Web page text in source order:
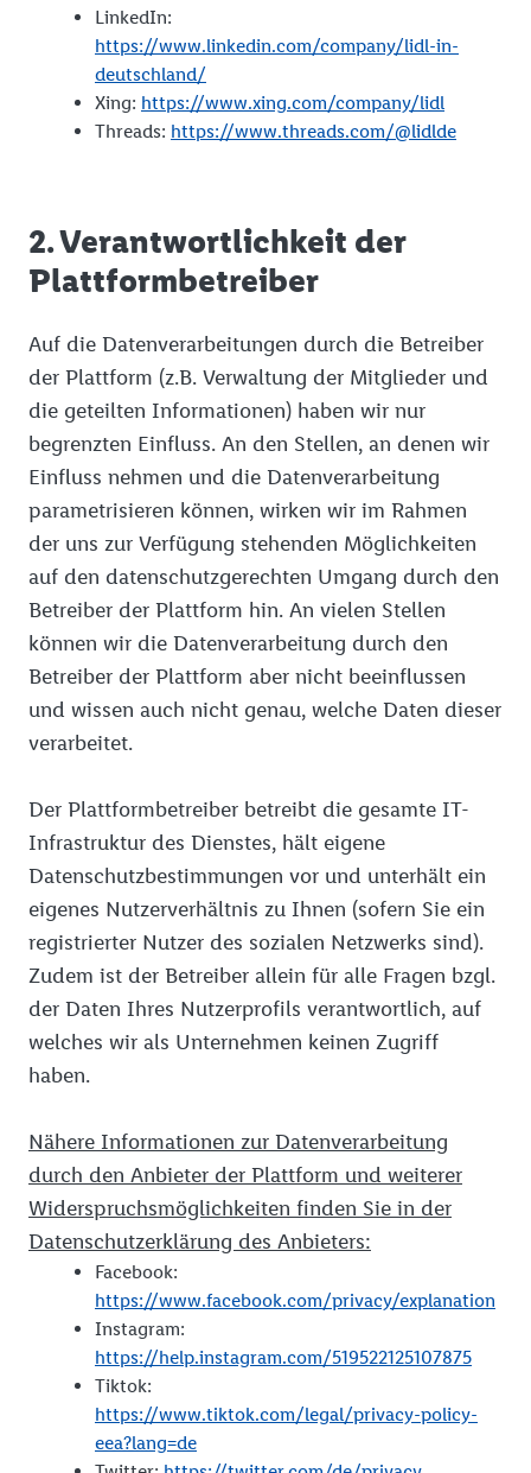
LinkedIn:
https://www.linkedin.com/company/lidl-in-
deutschland/
Xing: https://www.xing.com/company/lidl
Threads: https://www.threads.com/@lidlde
2. Verantwortlichkeit der
Plattformbetreiber
Auf die Datenverarbeitungen durch die Betreiber
der Plattform (z.B. Verwaltung der Mitglieder und
die geteilten Informationen) haben wir nur
begrenzten Einfluss. An den Stellen, an denen wir
Einfluss nehmen und die Datenverarbeitung
parametrisieren können, wirken wir im Rahmen
der uns zur Verfügung stehenden Möglichkeiten
auf den datenschutzgerechten Umgang durch den
Betreiber der Plattform hin. An vielen Stellen
können wir die Datenverarbeitung durch den
Betreiber der Plattform aber nicht beeinflussen
und wissen auch nicht genau, welche Daten dieser
verarbeitet.
Der Plattformbetreiber betreibt die gesamte IT-
Infrastruktur des Dienstes, hält eigene
Datenschutzbestimmungen vor und unterhält ein
eigenes Nutzerverhältnis zu Ihnen (sofern Sie ein
registrierter Nutzer des sozialen Netzwerks sind).
Zudem ist der Betreiber allein für alle Fragen bzgl.
der Daten Ihres Nutzerprofils verantwortlich, auf
welches wir als Unternehmen keinen Zugriff
haben.
Nähere Informationen zur Datenverarbeitung
durch den Anbieter der Plattform und weiterer
Widerspruchsmöglichkeiten finden Sie in der
Datenschutzerklärung des Anbieters:
Facebook:
https://www.facebook.com/privacy/explanation
Instagram:
https://help.instagram.com/519522125107875
Tiktok:
https://www.tiktok.com/legal/privacy-policy-
eea?lang=de